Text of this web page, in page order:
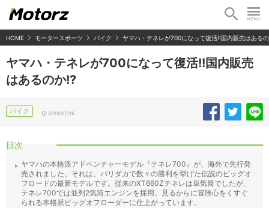
HOME モータースポーツ バイク ヤマハ・テネレが700になって復活!!国内販売はある
ヤマハ・テネレが700になって復活!!国内販売
はあるのか!?
バイク 2019/07/16
目次
ヤマハの本格派アドベンチャーモデル『テネレ700』が、海外で先行発
売されました。それは、パリダカで数々の勝利を挙げた伝説のビッグオ
フロードの最新モデルです。従来のXT660Zテネレは単気筒でしたが、
テネレ700では並列2気筒エンジンを採用。見るからに冒険心をくすぐ
られる本格派ビッグオフローダーに仕上がっています。